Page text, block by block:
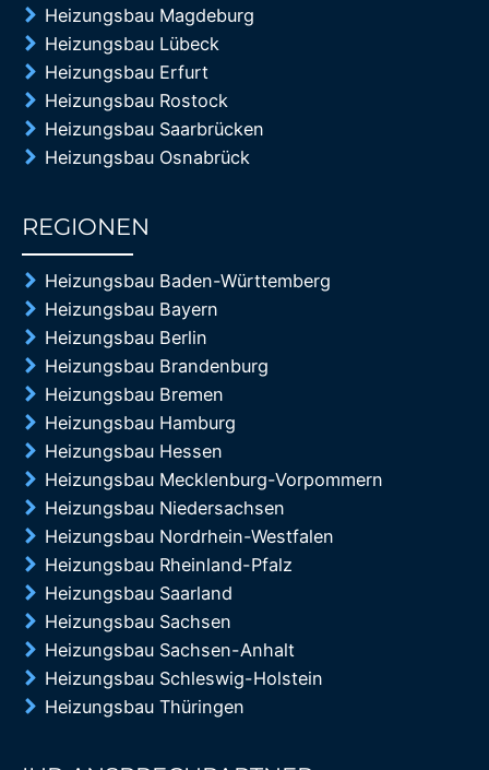
Heizungsbau Magdeburg
Heizungsbau Lübeck
Heizungsbau Erfurt
Heizungsbau Rostock
Heizungsbau Saarbrücken
Heizungsbau Osnabrück
REGIONEN
Heizungsbau Baden-Württemberg
Heizungsbau Bayern
Heizungsbau Berlin
Heizungsbau Brandenburg
Heizungsbau Bremen
Heizungsbau Hamburg
Heizungsbau Hessen
Heizungsbau Mecklenburg-Vorpommern
Heizungsbau Niedersachsen
Heizungsbau Nordrhein-Westfalen
Heizungsbau Rheinland-Pfalz
Heizungsbau Saarland
Heizungsbau Sachsen
Heizungsbau Sachsen-Anhalt
Heizungsbau Schleswig-Holstein
Heizungsbau Thüringen